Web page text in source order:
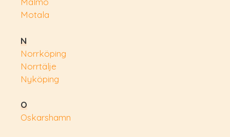
Motala
N
Norrköping
Norrtälje
Nyköping
O
Oskarshamn